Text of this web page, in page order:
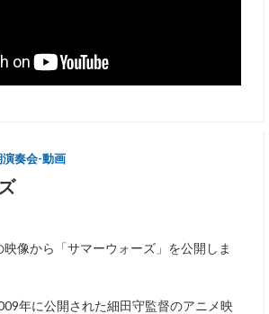
奏会-動画
像から「サマーウォーズ」を公開しま
年に公開された細田守監督のアニメ映